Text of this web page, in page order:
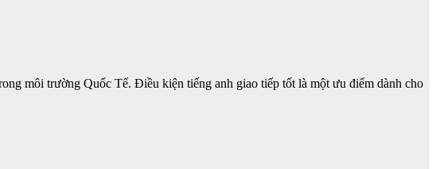
môi trường Quốc Tế. Điều kiện tiếng anh giao tiếp tốt là một ưu điểm dành cho